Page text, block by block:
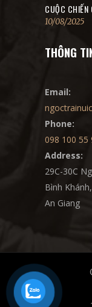
CUỘC
10/08/2025
THÔNG
Email:
Phone:
098 100 55
Address:
29C-30C
Bình
An Giang